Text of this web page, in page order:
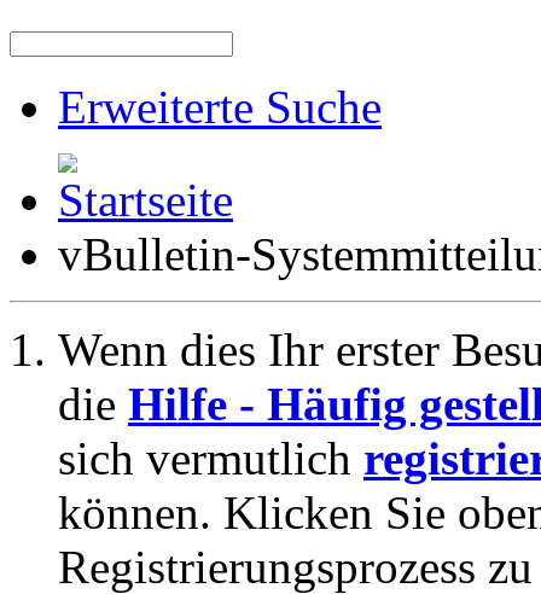
Erweiterte Suche
vBulletin-
Wenn dies Ihr erster
die Hilfe - Häufig
sich vermutlich
können. Klicken Sie
Registrierungsprozess